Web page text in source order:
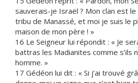
sauverais-je Israël ? Mon clan est le
tribu de Manassé, et moi je suis le
maison de mon père ! »
16 Le Seigneur lui répondit : « Je
battras les Madianites comme s’ils
homme. »
17 Gédéon lui dit : « Si j’ai trouvé